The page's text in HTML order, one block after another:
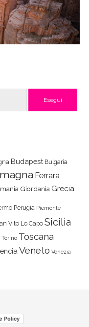
Budapest Bulgaria
Ferrara
Giordania Grecia
Perugia Piemonte
Vito Lo Capo Sicilia
Torino Toscana
Veneto Venezia
Policy